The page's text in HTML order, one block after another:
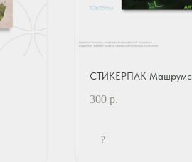
СТИКЕРПАК Машрумс
300 р.
?